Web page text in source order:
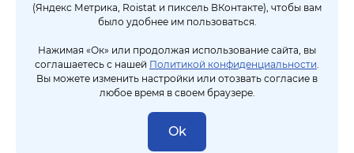
(Яндекс Метрика, Roistat и пиксель ВКонтакте), чтобы вам
было удобнее им пользоваться.
Нажимая «Ок» или продолжая использование сайта, вы
соглашаетесь с нашей Политикой конфиденциальности.
Вы можете изменить настройки или отозвать согласие в
любое время в своем браузере.
Ok